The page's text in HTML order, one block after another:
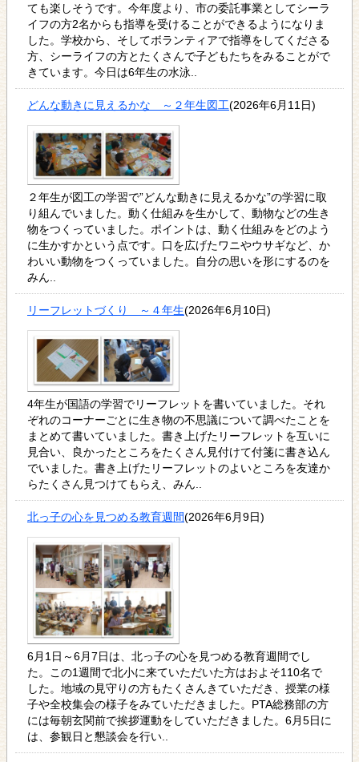
ても楽しそうです。今年度より、市の委託事業としてシーラ
イフの方2名からも指導を受けることができるようになりま
した。学校から、そしてボランティアで指導をしてくださる
方、シーライフの方とたくさんで子どもたちをみることがで
きています。今日は6年生の水泳..
どんな動きに見えるかな ～２年生図工(2026年6月11日)
２年生が図工の学習で”どんな動きに見えるかな”の学習に取
り組んでいました。動く仕組みを生かして、動物などの生き
物をつくっていました。ポイントは、動く仕組みをどのよう
に生かすかという点です。口を広げたワニやウサギなど、か
わいい動物をつくっていました。自分の思いを形にするのを
みん..
リーフレットづくり ～４年生(2026年6月10日)
4年生が国語の学習でリーフレットを書いていました。それ
ぞれのコーナーごとに生き物の不思議について調べたことを
まとめて書いていました。書き上げたリーフレットを互いに
見合い、良かったところをたくさん見付けて付箋に書き込ん
でいました。書き上げたリーフレットのよいところを友達か
らたくさん見つけてもらえ、みん..
北っ子の心を見つめる教育週間(2026年6月9日)
6月1日～6月7日は、北っ子の心を見つめる教育週間でし
た。この1週間で北小に来ていただいた方はおよそ110名で
した。地域の見守りの方もたくさんきていただき、授業の様
子や全校集会の様子をみていただきました。PTA総務部の方
には毎朝玄関前で挨拶運動をしていただきました。6月5日に
は、参観日と懇談会を行い..